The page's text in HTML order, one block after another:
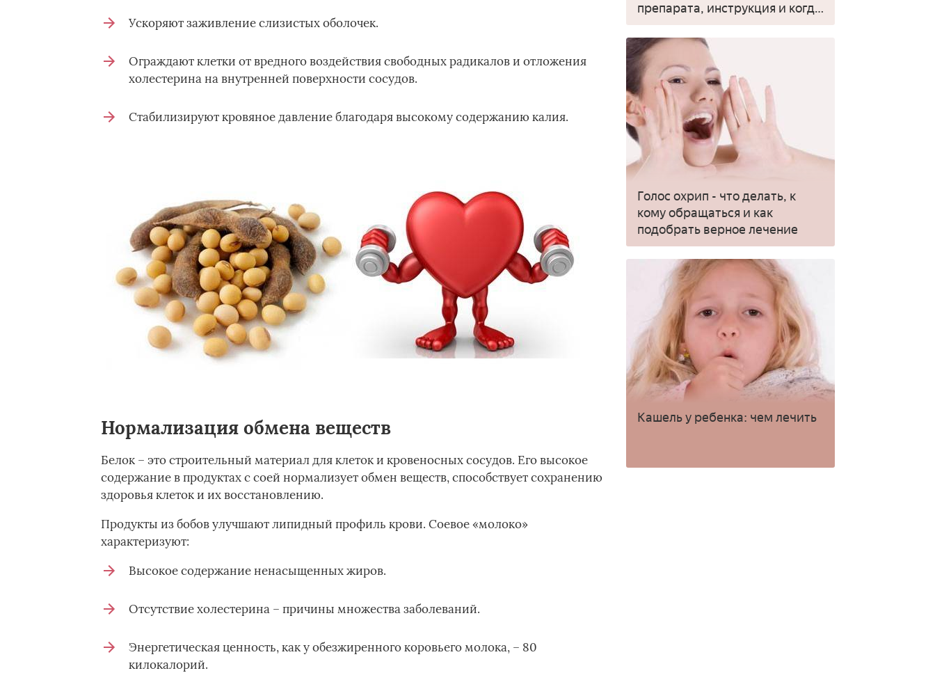
Ускоряют заживление слизистых оболочек.
Ограждают клетки от вредного воздействия свободных радикалов и отложения
холестерина на внутренней поверхности сосудов.
Стабилизируют кровяное давление благодаря высокому содержанию калия.
Нормализация обмена веществ
Белок – это строительный материал для клеток и кровеносных сосудов. Его высокое
содержание в продуктах с соей нормализует обмен веществ, способствует сохранению
здоровья клеток и их восстановлению.
Продукты из бобов улучшают липидный профиль крови. Соевое «молоко»
характеризуют:
Высокое содержание ненасыщенных жиров.
Отсутствие холестерина – причины множества заболеваний.
Энергетическая ценность, как у обезжиренного коровьего молока, – 80
килокалорий.
препарата, инструкция и когда
применять
Голос охрип - что делать, к
кому обращаться и как
подобрать верное лечение
Кашель у ребенка: чем лечить